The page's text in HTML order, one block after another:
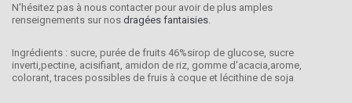
N'hésitez pas à nous contacter pour avoir de plus amples
renseignements sur nos dragées fantaisies
Ingrédients : sucre, purée de fruits 46%sirop de glucose, sucre
inverti,pectine, acisifiant, amidon de riz, gomme d'acacia,arome,
colorant, traces possibles de fruis à coque et lécithine de soja